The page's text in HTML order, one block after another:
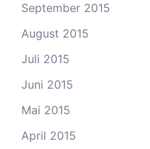
September 2015
August 2015
Juli 2015
Juni 2015
Mai 2015
April 2015